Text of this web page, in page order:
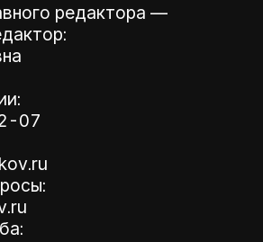
редактора —
07